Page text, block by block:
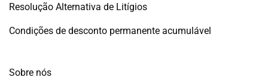
Resolução Alternativa de Litígios
Condições de desconto permanente acumulável
Sobre nós